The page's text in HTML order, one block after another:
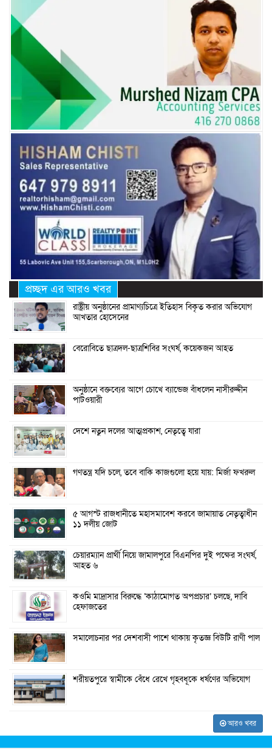
প্রচ্ছদ এর আরও খবর
রাষ্ট্রীয় অনুষ্ঠানের প্রামাণ্যচিত্রে ইতিহাস বিকৃত করার অভিযোগ
আখতার হোসেনের
বেরোবিতে ছাত্রদল-ছাত্রশিবির সংঘর্ষ, কয়েকজন আহত
অনুষ্ঠানে বক্তব্যের আগে চোখে ব্যান্ডেজ বাঁধলেন নাসীরুদ্দীন
পাটওয়ারী
দেশে নতুন দলের আত্মপ্রকাশ, নেতৃত্বে যারা
গণতন্ত্র যদি চলে, তবে বাকি কাজগুলো হয়ে যায়: মির্জা ফখরুল
৫ আগস্ট রাজধানীতে মহাসমাবেশ করবে জামায়াত নেতৃত্বাধীন
১১ দলীয় জোট
চেয়ারম্যান প্রার্থী নিয়ে জামালপুরে বিএনপির দুই পক্ষের সংঘর্ষ,
আহত ৬
কওমি মাদ্রাসার বিরুদ্ধে ‘কাঠামোগত অপপ্রচার’ চলছে, দাবি
হেফাজতের
সমালোচনার পর দেশবাসী পাশে থাকায় কৃতজ্ঞ বিউটি রাণী পাল
শরীয়তপুরে স্বামীকে বেঁধে রেখে গৃহবধূকে ধর্ষণের অভিযোগ
আরও খবর